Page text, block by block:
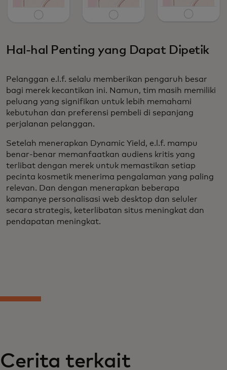
Hal-hal Penting yang Dapat Dipetik
Pelanggan e.l.f. selalu memberikan pengaruh besar
bagi merek kecantikan ini. Namun, tim masih memiliki
peluang yang signifikan untuk lebih memahami
kebutuhan dan preferensi pembeli di sepanjang
perjalanan pelanggan.
Setelah menerapkan Dynamic Yield, e.l.f. mampu
benar-benar memanfaatkan audiens kritis yang
terlibat dengan merek untuk memastikan setiap
pecinta kosmetik menerima pengalaman yang paling
relevan. Dan dengan menerapkan beberapa
kampanye personalisasi web desktop dan seluler
secara strategis, keterlibatan situs meningkat dan
pendapatan meningkat.
Cerita terkait